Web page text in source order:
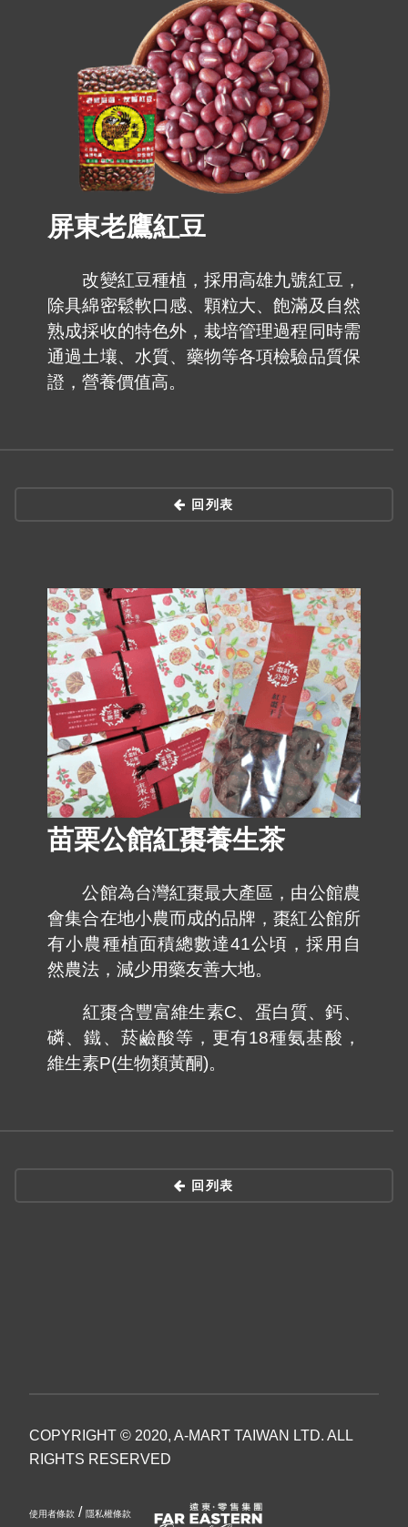
屏東老鷹紅豆
改變紅豆種植，採用高雄九號紅豆，
除具綿密鬆軟口感、顆粒大、飽滿及自然
熟成採收的特色外，栽培管理過程同時需
通過土壤、水質、藥物等各項檢驗品質保
證，營養價值高。
回列表
苗栗公館紅棗養生茶
公館為台灣紅棗最大產區，由公館農
會集合在地小農而成的品牌，棗紅公館所
有小農種植面積總數達41公頃，採用自
然農法，減少用藥友善大地。
紅棗含豐富維生素C、蛋白質、鈣、
磷、鐵、菸鹼酸等，更有18種氨基酸，
維生素P(生物類黃酮)。
回列表
COPYRIGHT © 2020, A-MART TAIWAN LTD. ALL
RIGHTS RESERVED
使用者條款 / 隱私權條款